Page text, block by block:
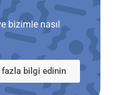
bizimle nasıl
fazla bilgi edinin